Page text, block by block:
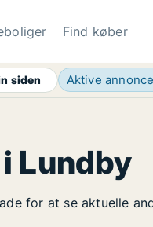
Find køber
siden Aktive
Lundby
for at se aktuelle